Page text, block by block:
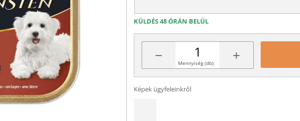
KÜLDÉS 48 ÓRÁN BELÜL
− +
Mennyiség (db):
Képek ügyfeleinkről